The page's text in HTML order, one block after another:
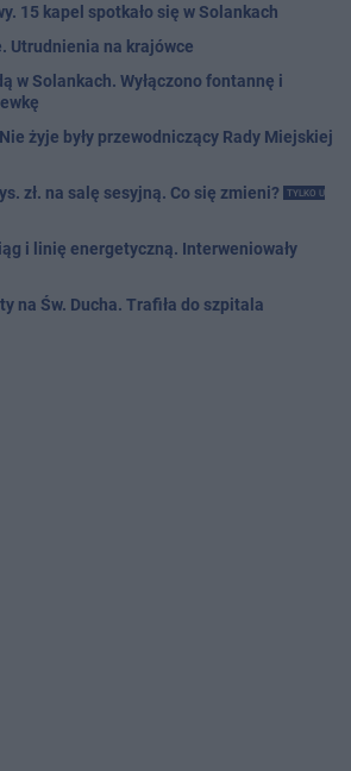
15 kapel spotkało się w Solankach
Utrudnienia na krajówce
w Solankach. Wyłączono fontannę i
żyje były przewodniczący Rady Miejskiej
zł. na salę sesyjną. Co się zmieni?
TYLKO U
i linię energetyczną. Interweniowały
na Św. Ducha. Trafiła do szpitala